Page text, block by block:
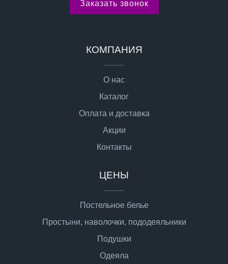
Заказать звонок
КОМПАНИЯ
О нас
Каталог
Оплата и доставка
Акции
Контакты
ЦЕНЫ
Постельное белье
Простыни, наволочки, пододеяльники
Подушки
Одеяла